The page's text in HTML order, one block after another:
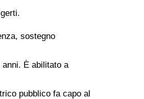
sostegno
È abilitato a
pubblico fa capo al